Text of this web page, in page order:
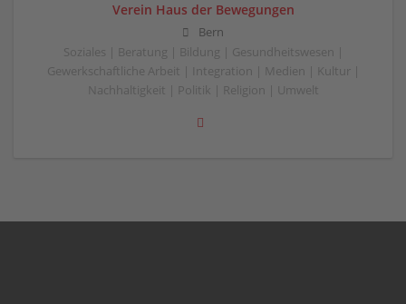
Verein Haus der Bewegungen
Bern
Soziales | Beratung | Bildung | Gesundheitswesen |
Gewerkschaftliche Arbeit | Integration | Medien | Kultur |
Nachhaltigkeit | Politik | Religion | Umwelt